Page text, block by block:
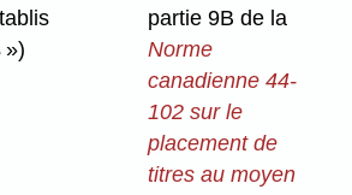
»)
partie 9B de la
Norme
canadienne 44-
102 sur le
placement de
titres au moyen